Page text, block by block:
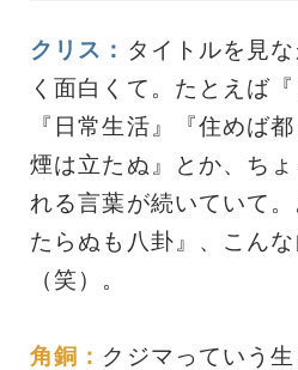
クリス： タイトルを見
く面白くて。たとえば
『日常生活』『住めば
煙は立たぬ』とか、ち
れる言葉が続いていて
たらぬも八卦』、こん
（笑）。
角銅： クジマっていう